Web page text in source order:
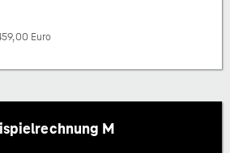
Euro
M